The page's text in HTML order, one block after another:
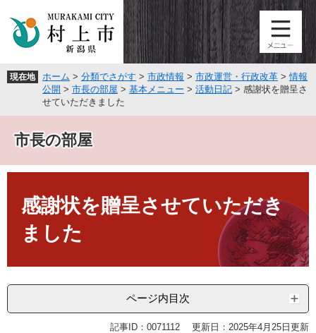
頭
飛
へ
現在地 ホーム > 分類でさがす > 市政情報 > 市政運営・行政改革 >情報
公開 > 市長の部屋 > 基本メニュー > 活動日記 > 感謝状を贈呈さ
せていただきました
市長の部屋
感謝状を贈呈させていただき
ました
ページ内目次
記事ID：0071112 更新日：2025年4月25日更新